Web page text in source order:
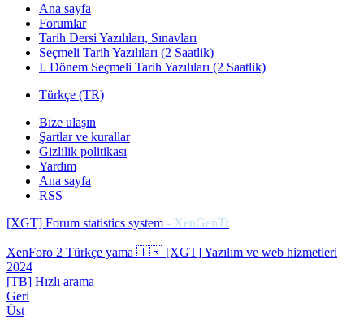
Ana sayfa
Forumlar
Tarih Dersi Yazılıları, Sınavları
Seçmeli Tarih Yazılıları (2 Saatlik)
I. Dönem Seçmeli Tarih Yazılıları (2 Saatlik)
Türkçe (TR)
Bize ulaşın
Şartlar ve kurallar
Gizlilik politikası
Yardım
Ana sayfa
RSS
[XGT] Forum statistics system - XenGenTr
XenForo 2 Türkçe yama 🇹🇷 [XGT] Yazılım ve web hizmetleri
2024
[TB] Hızlı arama
Geri
Üst